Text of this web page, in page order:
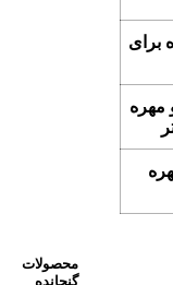
برای
مهره
محصولات
گنجانده